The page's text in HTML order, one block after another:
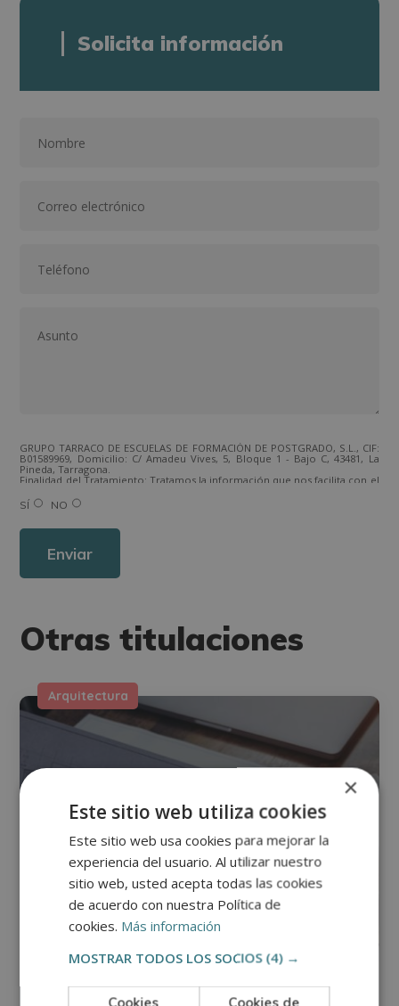
Solicita información
GRUPO TARRACO DE ESCUELAS DE FORMACIÓN DE POSTGRADO, S.L., CIF:
B01589969, Domicilio: C/ Amadeu Vives, 5, Bloque 1 - Bajo C, 43481, La
Pineda, Tarragona.
Finalidad del Tratamiento: Tratamos la información que nos facilita con el
los productos ofrecidos y otros tipo de productos que fueran de su
interés.
Derechos: Puede ejercitar sus derechos identificándose suficientemente,
Para más información consulte nuestra Política de Privacidad.
SÍ NO
Otras titulaciones
Arquitectura
×
Este sitio web utiliza cookies
Este sitio web usa cookies para mejorar la
experiencia del usuario. Al utilizar nuestro
sitio web, usted acepta todas las cookies
de acuerdo con nuestra Política de
cookies. Más información
MOSTRAR TODOS LOS SOCIOS (4) →
Cookies Cookies de